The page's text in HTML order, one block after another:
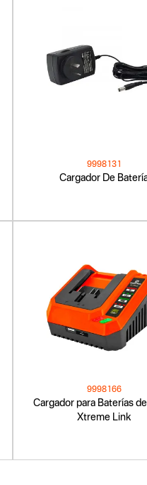
Cargador De
9998131
Cargador para Baterías
Xtreme Link
9998166